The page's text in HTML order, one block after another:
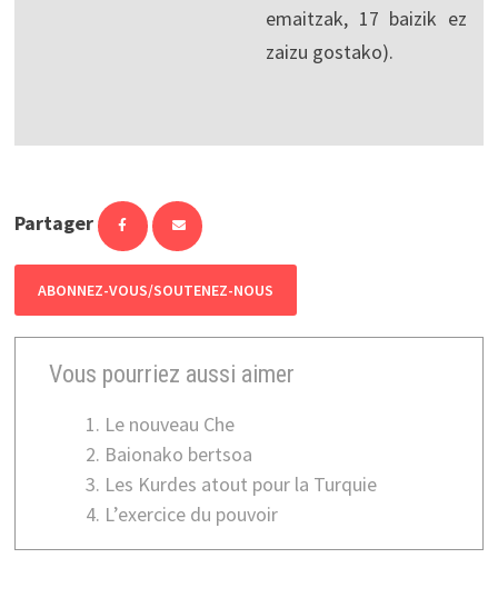
emaitzak, 17 baizik ez
zaizu gostako).
Partager
ABONNEZ-VOUS/SOUTENEZ-NOUS
Vous pourriez aussi aimer
Le nouveau Che
Baionako bertsoa
Les Kurdes atout pour la Turquie
L’exercice du pouvoir